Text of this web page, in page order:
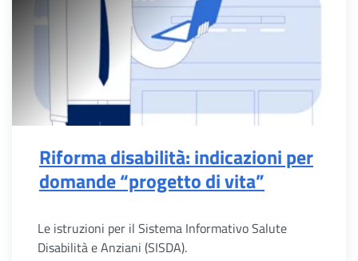
Riforma disabilità: indicazioni per
domande “progetto di vita”
Le istruzioni per il Sistema Informativo Salute
Disabilità e Anziani (SISDA).